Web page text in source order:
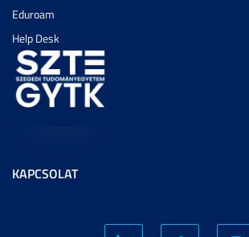
Eduroam
Help Desk
KAPCSOLAT